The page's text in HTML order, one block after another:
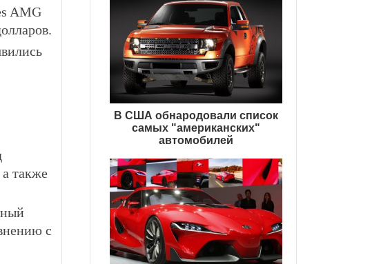
AMG
также
с
В США обнародовали список
самых "американских"
автомобилей